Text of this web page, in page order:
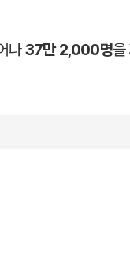
나37만 2,000명을